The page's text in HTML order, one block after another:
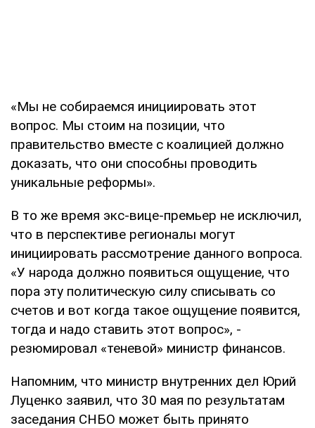
«Мы не собираемся инициировать этот
вопрос. Мы стоим на позиции, что
правительство вместе с коалицией должно
доказать, что они способны проводить
уникальные реформы».
В то же время экс-вице-премьер не исключил,
что в перспективе регионалы могут
инициировать рассмотрение данного вопроса.
«У народа должно появиться ощущение, что
пора эту политическую силу списывать со
счетов и вот когда такое ощущение появится,
тогда и надо ставить этот вопрос», -
резюмировал «теневой» министр финансов.
Напомним, что министр внутренних дел Юрий
Луценко заявил, что 30 мая по результатам
заседания СНБО может быть принято